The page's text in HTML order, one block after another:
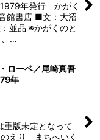
年発行 かがく
館書店 ■文：大沼
並品 ※かがくのと
、…
ローベ／尾崎真吾
年
重版未定となって
えり まちへいく